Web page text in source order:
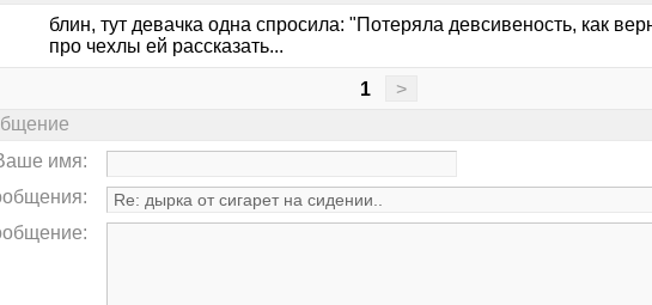
блин, тут девачка одна спросила: "Потеряла девсивеность, как
про чехлы ей рассказать...
1 >
имя: